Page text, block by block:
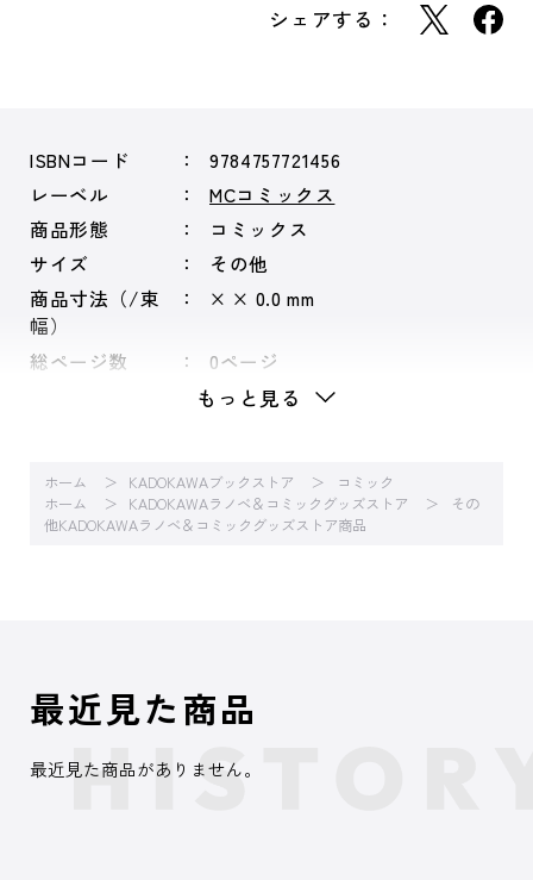
シェアする：
ISBNコード
9784757721456
レーベル
MCコミックス
商品形態
コミックス
サイズ
その他
商品寸法（/束
幅）
× × 0.0 mm
総ページ数 0ページ
もっと見る
ホーム KADOKAWAブックストア
コミック
ホーム
KADOKAWAラノベ＆コミックグッズストア
その
他KADOKAWAラノベ＆コミックグッズストア商品
最近見た商品
最近見た商品がありません。